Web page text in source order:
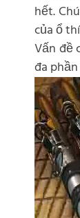
hết.
của ổ
Vấn đề
đa